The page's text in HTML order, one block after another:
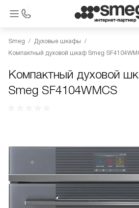
Smeg
Духовые шкафы
Компактный духовой шкаф Smeg
Компактный духовой
Smeg SF4104WMCS